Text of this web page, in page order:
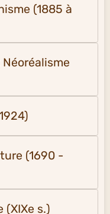
(1885 à
(1690 -
(XIXe s.)